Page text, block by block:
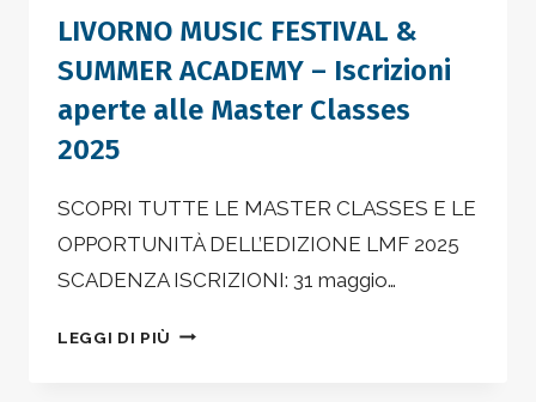
LIVORNO MUSIC FESTIVAL &
SUMMER ACADEMY – Iscrizioni
aperte alle Master Classes
2025
SCOPRI TUTTE LE MASTER CLASSES E LE
OPPORTUNITÀ DELL’EDIZIONE LMF 2025
SCADENZA ISCRIZIONI: 31 maggio…
LEGGI DI PIÙ LIVORNO